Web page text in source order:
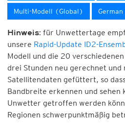
Multi-Modell (Global)
Hinweis: für Unwettertage
unsere Rapid-Update ID2-
Modell und die 20
drei Stunden neu gerechnet
Satellitendaten gefüttert, so
Bandbreite erkennen und sehen
Unwetter getroffen werden
Regionen schwerpunktmäßig